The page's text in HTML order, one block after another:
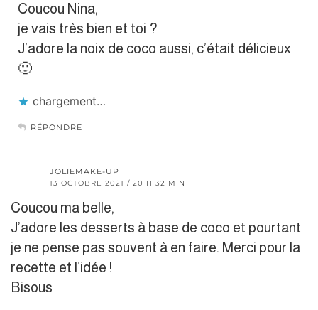
Coucou Nina,
je vais très bien et toi ?
J’adore la noix de coco aussi, c’était délicieux
🙂
chargement…
RÉPONDRE
JOLIEMAKE-UP
13 OCTOBRE 2021 / 20 H 32 MIN
Coucou ma belle,
J’adore les desserts à base de coco et pourtant
je ne pense pas souvent à en faire. Merci pour la
recette et l’idée !
Bisous